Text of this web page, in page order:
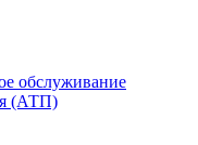
обслуживание
(АТП)